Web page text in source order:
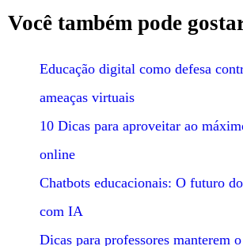
Você também pode
Educação digital como defesa
ameaças virtuais
10 Dicas para aproveitar ao
online
Chatbots educacionais: O futuro
com IA
Dicas para professores manterem